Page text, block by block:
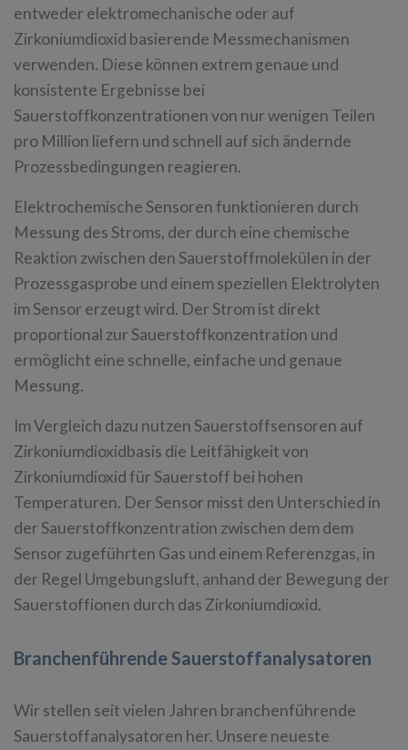
entweder elektromechanische oder auf
Zirkoniumdioxid basierende Messmechanismen
verwenden. Diese können extrem genaue und
konsistente Ergebnisse bei
Sauerstoffkonzentrationen von nur wenigen Teilen
pro Million liefern und schnell auf sich ändernde
Prozessbedingungen reagieren.
Elektrochemische Sensoren funktionieren durch
Messung des Stroms, der durch eine chemische
Reaktion zwischen den Sauerstoffmolekülen in der
Prozessgasprobe und einem speziellen Elektrolyten
im Sensor erzeugt wird. Der Strom ist direkt
proportional zur Sauerstoffkonzentration und
ermöglicht eine schnelle, einfache und genaue
Messung.
Im Vergleich dazu nutzen Sauerstoffsensoren auf
Zirkoniumdioxidbasis die Leitfähigkeit von
Zirkoniumdioxid für Sauerstoff bei hohen
Temperaturen. Der Sensor misst den Unterschied in
der Sauerstoffkonzentration zwischen dem dem
Sensor zugeführten Gas und einem Referenzgas, in
der Regel Umgebungsluft, anhand der Bewegung der
Sauerstoffionen durch das Zirkoniumdioxid.
Branchenführende Sauerstoffanalysatoren
Wir stellen seit vielen Jahren branchenführende
Sauerstoffanalysatoren her. Unsere neueste